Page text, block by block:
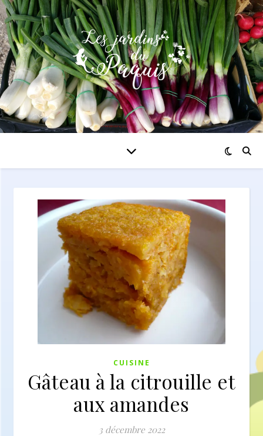
CUISINE
Gâteau à la citrouille et
aux amandes
3 décembre 2022